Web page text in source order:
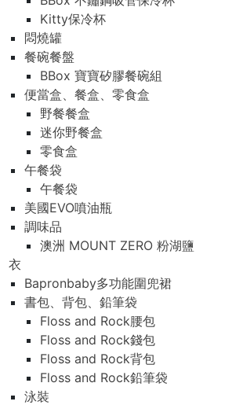
Kitty保冷杯
悶燒罐
餐碗餐盤
BBox 寶寶矽膠餐碗組
便當盒、餐盒、零食盒
野餐餐盒
迷你野餐盒
零食盒
午餐袋
午餐袋
美國EVO噴油瓶
調味品
澳洲 MOUNT ZERO 粉湖鹽
衣
Bapronbaby多功能圍兜裙
書包、背包、鉛筆袋
Floss and Rock腰包
Floss and Rock錢包
Floss and Rock背包
Floss and Rock鉛筆袋
泳裝